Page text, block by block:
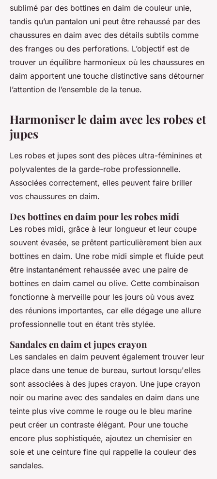
sublimé par des bottines en daim de couleur unie,
tandis qu’un pantalon uni peut être rehaussé par des
chaussures en daim avec des détails subtils comme
des franges ou des perforations. L’objectif est de
trouver un équilibre harmonieux où les chaussures en
daim apportent une touche distinctive sans détourner
l’attention de l’ensemble de la tenue.
Harmoniser le daim avec les robes et
jupes
Les robes et jupes sont des pièces ultra-féminines et
polyvalentes de la garde-robe professionnelle.
Associées correctement, elles peuvent faire briller
vos chaussures en daim.
Des bottines en daim pour les robes midi
Les robes midi, grâce à leur longueur et leur coupe
souvent évasée, se prêtent particulièrement bien aux
bottines en daim. Une robe midi simple et fluide peut
être instantanément rehaussée avec une paire de
bottines en daim camel ou olive. Cette combinaison
fonctionne à merveille pour les jours où vous avez
des réunions importantes, car elle dégage une allure
professionnelle tout en étant très stylée.
Sandales en daim et jupes crayon
Les sandales en daim peuvent également trouver leur
place dans une tenue de bureau, surtout lorsqu'elles
sont associées à des jupes crayon. Une jupe crayon
noir ou marine avec des sandales en daim dans une
teinte plus vive comme le rouge ou le bleu marine
peut créer un contraste élégant. Pour une touche
encore plus sophistiquée, ajoutez un chemisier en
soie et une ceinture fine qui rappelle la couleur des
sandales.